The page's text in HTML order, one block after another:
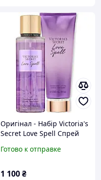
Оригінал - Набір Victoria's
Secret Love Spell Спрей
Вікторія Сікрет Лав Спел
Готово к отправке
1 100₴